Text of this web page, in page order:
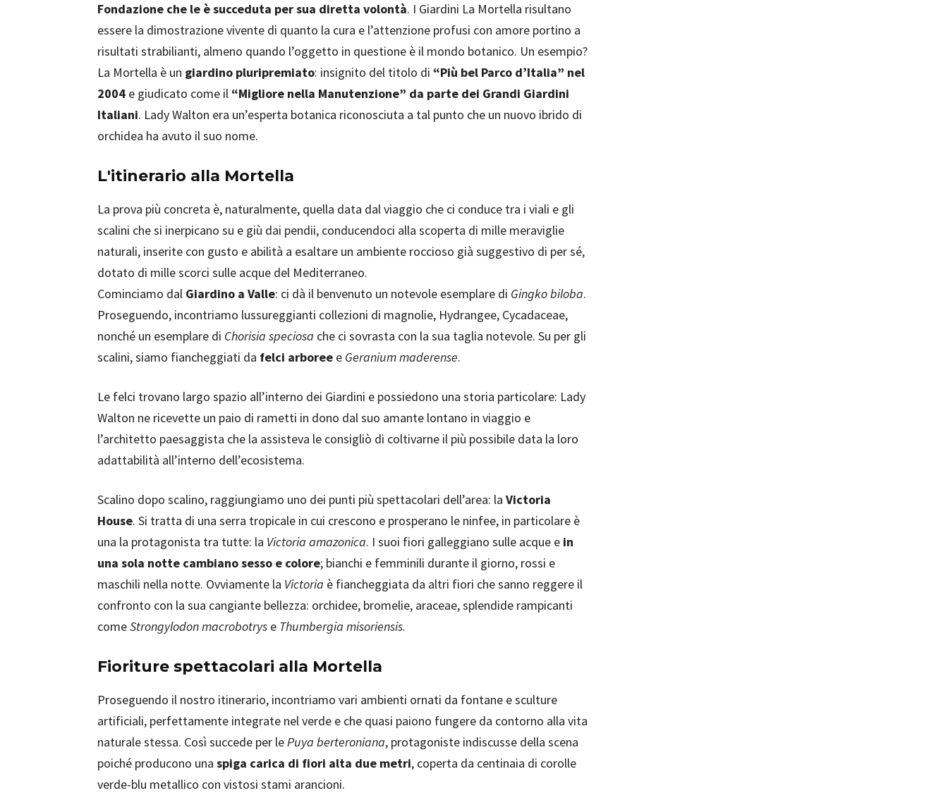
Fondazione che le è succeduta per sua diretta volontà. I Giardini La Mortella risultano
essere la dimostrazione vivente di quanto la cura e l’attenzione profusi con amore portino a
risultati strabilianti, almeno quando l’oggetto in questione è il mondo botanico. Un esempio?
La Mortella è un giardino pluripremiato: insignito del titolo di “Più bel Parco d’Italia” nel
2004 e giudicato come il “Migliore nella Manutenzione” da parte dei Grandi Giardini
Italiani. Lady Walton era un’esperta botanica riconosciuta a tal punto che un nuovo ibrido di
orchidea ha avuto il suo nome.
L'itinerario alla Mortella
La prova più concreta è, naturalmente, quella data dal viaggio che ci conduce tra i viali e gli
scalini che si inerpicano su e giù dai pendii, conducendoci alla scoperta di mille meraviglie
naturali, inserite con gusto e abilità a esaltare un ambiente roccioso già suggestivo di per sé,
dotato di mille scorci sulle acque del Mediterraneo.
Cominciamo dal Giardino a Valle: ci dà il benvenuto un notevole esemplare di Gingko biloba.
Proseguendo, incontriamo lussureggianti collezioni di magnolie, Hydrangee, Cycadaceae,
nonché un esemplare di Chorisia speciosa che ci sovrasta con la sua taglia notevole. Su per gli
scalini, siamo fiancheggiati da felci arboree e Geranium maderense.
Le felci trovano largo spazio all’interno dei Giardini e possiedono una storia particolare: Lady
Walton ne ricevette un paio di rametti in dono dal suo amante lontano in viaggio e
l’architetto paesaggista che la assisteva le consigliò di coltivarne il più possibile data la loro
adattabilità all’interno dell’ecosistema.
Scalino dopo scalino, raggiungiamo uno dei punti più spettacolari dell’area: la Victoria
House. Si tratta di una serra tropicale in cui crescono e prosperano le ninfee, in particolare è
una la protagonista tra tutte: la Victoria amazonica. I suoi fiori galleggiano sulle acque e in
una sola notte cambiano sesso e colore; bianchi e femminili durante il giorno, rossi e
maschili nella notte. Ovviamente la Victoria è fiancheggiata da altri fiori che sanno reggere il
confronto con la sua cangiante bellezza: orchidee, bromelie, araceae, splendide rampicanti
comeStrongylodon macrobotrys e Thumbergia misoriensis.
Fioriture spettacolari alla Mortella
Proseguendo il nostro itinerario, incontriamo vari ambienti ornati da fontane e sculture
artificiali, perfettamente integrate nel verde e che quasi paiono fungere da contorno alla vita
naturale stessa. Così succede per lePuya berteroniana, protagoniste indiscusse della scena
poiché producono una spiga carica di fiori alta due metri, coperta da centinaia di corolle
verde-blu metallico con vistosi stami arancioni.